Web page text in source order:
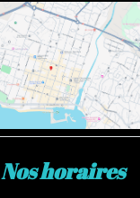
Nos horaires